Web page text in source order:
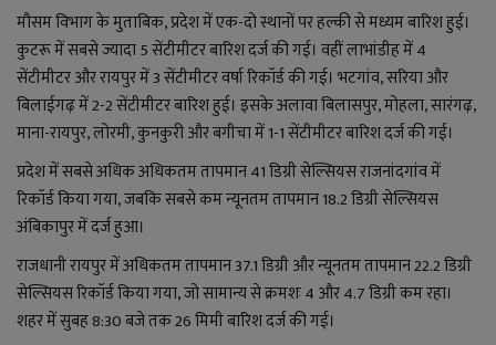
संपादकीय
धर्म
लाइफ स्टाइल
जोक्स
सोशल मीडिया
Gallery
मौसम विभाग के मुताबिक, प्रदेश में एक-दो स्थानों पर हल्की से मध्यम बारिश हुई।
कुटरू में सबसे ज्यादा 5 सेंटीमीटर बारिश दर्ज की गई। वहीं लाभांडीह में 4
सेंटीमीटर और रायपुर में 3 सेंटीमीटर वर्षा रिकॉर्ड की गई। भटगांव, सरिया और
बिलाईगढ़ में 2-2 सेंटीमीटर बारिश हुई। इसके अलावा बिलासपुर, मोहला, सारंगढ़,
माना-रायपुर, लोरमी, कुनकुरी और बगीचा में 1-1 सेंटीमीटर बारिश दर्ज की गई।
प्रदेश में सबसे अधिक अधिकतम तापमान 41 डिग्री सेल्सियस राजनांदगांव में
रिकॉर्ड किया गया, जबकि सबसे कम न्यूनतम तापमान 18.2 डिग्री सेल्सियस
अंबिकापुर में दर्ज हुआ।
राजधानी रायपुर में अधिकतम तापमान 37.1 डिग्री और न्यूनतम तापमान 22.2 डिग्री
सेल्सियस रिकॉर्ड किया गया, जो सामान्य से क्रमशः 4 और 4.7 डिग्री कम रहा।
शहर में सुबह 8:30 बजे तक 26 मिमी बारिश दर्ज की गई।